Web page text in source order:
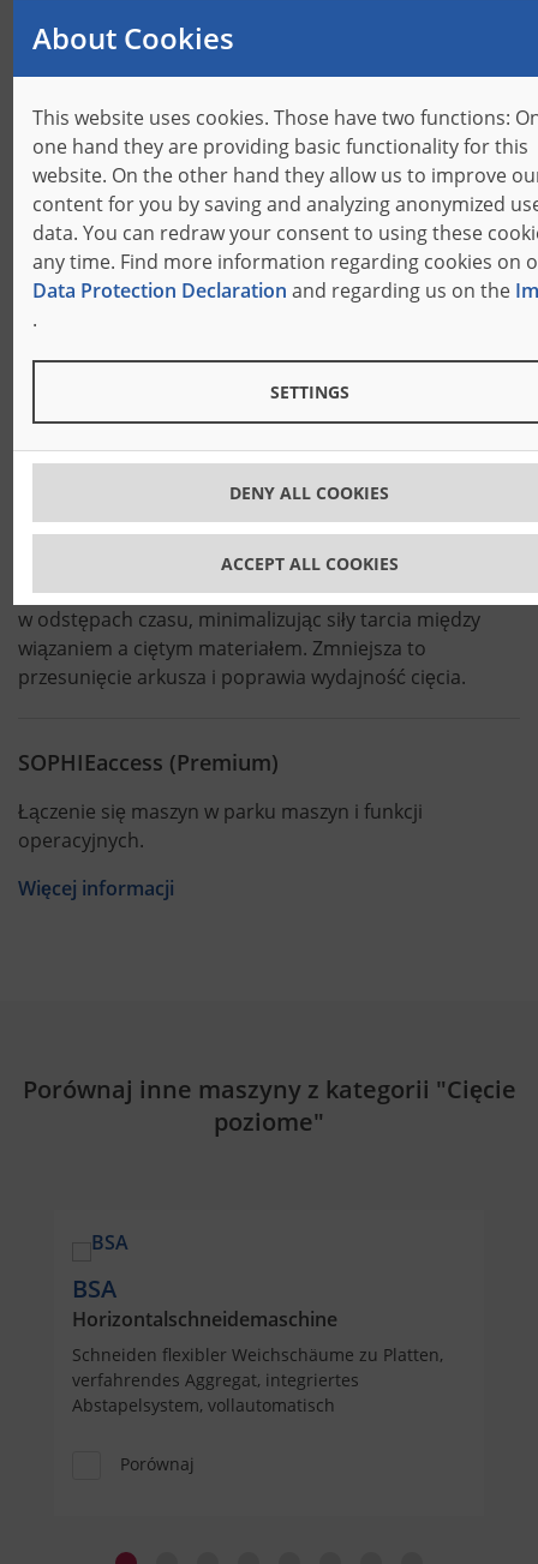
Opcje
Prowadnica noża
Jednostka chłodząca
Gwarantuje bezpieczną pracę maszyny, całe wnętrze
szafy sterowniczej jest chłodzone.
Zapewniają ciągły i automatyczny przepływ produkcji.
Urządzenie do rozpylania silikonu
Urządzenie do rozpylania silikonu zwilża wiązanie noża
w odstępach czasu, minimalizując siły tarcia między
wiązaniem a ciętym materiałem. Zmniejsza to
przesunięcie arkusza i poprawia wydajność cięcia.
SOPHIEaccess (Premium)
Łączenie się maszyn w parku maszyn i funkcji
operacyjnych.
Więcej informacji
Porównaj inne maszyny z kategorii "Cięcie
poziome"
BSA
Horizontalschneidemaschine
Schneiden flexibler Weichschäume zu Platten,
verfahrendes Aggregat, integriertes
Abstapelsystem, vollautomatisch
Porównaj
About Cookies
This website uses cookies. Those have two functions:
one hand they are providing basic functionality for this
website. On the other hand they allow us to improve
content for you by saving and analyzing anonymized
data. You can redraw your consent to using these
any time. Find more information regarding cookies on
Data Protection Declaration and regarding us on the
.
SETTINGS
DENY ALL COOKIES
ACCEPT ALL COOKIES